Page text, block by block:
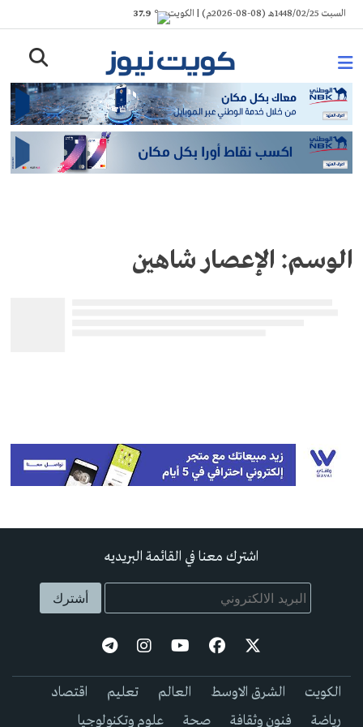
Skip
to
السبت 1448/02/25هـ (08-08-2026م) | الكويت ° 37.9
الوسم: الإعصار شاهين
اشترك معنا في القائمة البريديه
الكويت الشرق الاوسط العالم تعليم
اقتصاد
رياضة
فنون وثقافة صحة علوم وتكنولوجيا